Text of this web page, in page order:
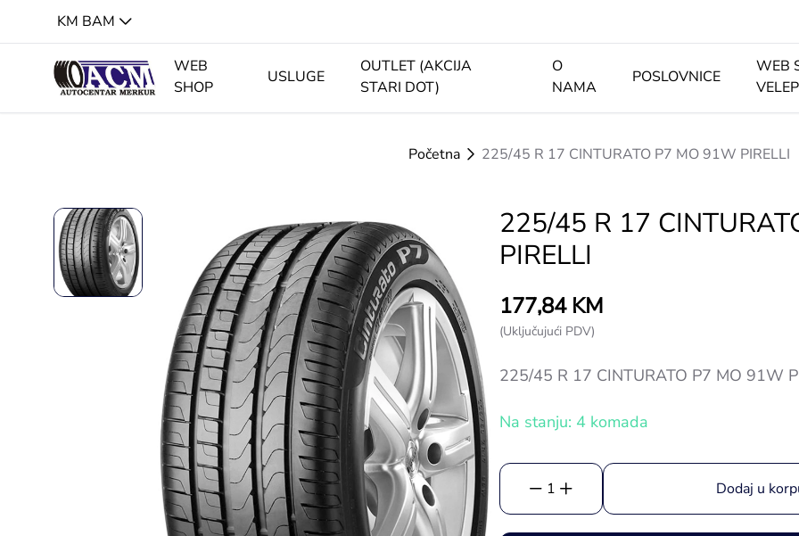
KM BAM
WEB
SHOP
USLUGE
OUTLET (AKCIJA
STARI DOT)
O
NAMA
POSLOVNICE
WEB
Početna 225/45 R 17 CINTURATO P7 MO 91W PIRELLI
225/45 R 17
PIRELLI
177,84 KM
(Uključujući PDV)
225/45 R 17 CINTURATO P7 MO 91W
Na stanju: 4 komada
1 Dodaj u